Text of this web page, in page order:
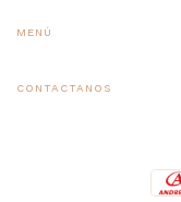
MENÚ
CONTACTANOS